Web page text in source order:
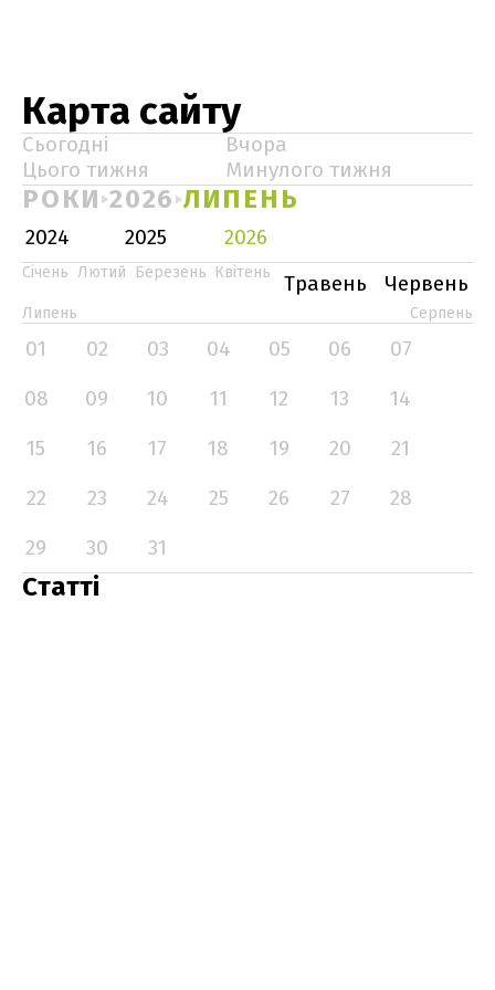
Карта сайту
Сьогодні
Вчора
Цього тижня
Минулого тижня
РОКИ 2026 ЛИПЕНЬ
2024 2025 2026
Січень Лютий Березень Квітень Травень Червень
Липень Серпень
01 02 03 04 05 06
07
08
09 10 11 12 13
14
15
16 17 18 19 20
21
22
23 24 25 26 27
28
29
30 31
Статті